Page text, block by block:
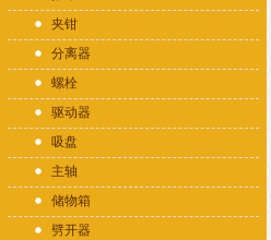
夹钳
分离器
螺栓
驱动器
吸盘
主轴
储物箱
劈开器